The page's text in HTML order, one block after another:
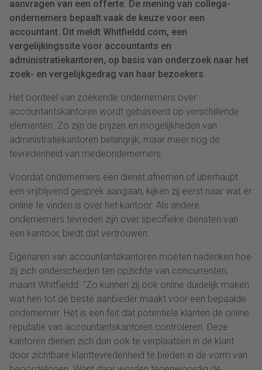
aanvragen van een offerte. De mening van collega-
ondernemers bepaalt vaak de keuze voor een
accountant. Dit meldt Whitfieldd.com, een
vergelijkingssite voor accountants en
administratiekantoren, op basis van onderzoek naar het
zoek- en vergelijkgedrag van haar bezoekers.
Het oordeel van zoekende ondernemers over
accountantskantoren wordt gebaseerd op verschillende
elementen. Zo zijn de prijzen en mogelijkheden van
administratiekantoren belangrijk, maar meer nog de
tevredenheid van medeondernemers.
Voordat ondernemers een dienst afnemen of überhaupt
een vrijblijvend gesprek aangaan, kijken zij eerst naar wat er
online te vinden is over het kantoor. Als andere
ondernemers tevreden zijn over specifieke diensten van
een kantoor, biedt dat vertrouwen.
Eigenaren van accountantskantoren moeten nadenken hoe
zij zich onderscheiden ten opzichte van concurrenten,
maant Whitfieldd. "Zo kunnen zij ook online duidelijk maken
wat hen tot de beste aanbieder maakt voor een bepaalde
ondernemer. Het is een feit dat potentiële klanten de online
reputatie van accountantskantoren controleren. Deze
kantoren dienen zich dan ook te verplaatsen in de klant
door zichtbare klanttevredenheid te bieden in de vorm van